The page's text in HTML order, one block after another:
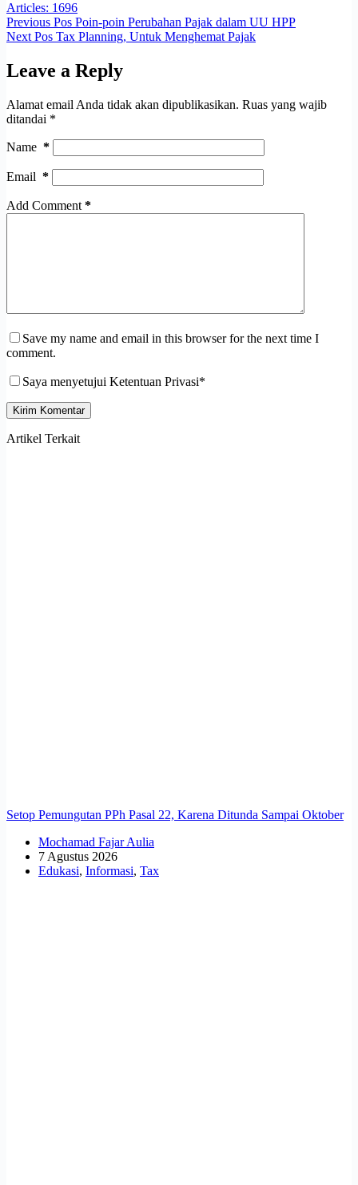
Articles: 1696
Previous Pos Poin-poin Perubahan Pajak dalam UU HPP
Next Pos Tax Planning, Untuk Menghemat Pajak
Leave a Reply
Alamat email Anda tidak akan dipublikasikan. Ruas yang wajib
ditandai *
Name *
Email *
Add Comment *
Save my name and email in this browser for the next time I
comment.
Saya menyetujui Ketentuan Privasi*
Kirim Komentar
Artikel Terkait
Setop Pemungutan PPh Pasal 22, Karena Ditunda Sampai Oktober
Mochamad Fajar Aulia
7 Agustus 2026
Edukasi, Informasi, Tax